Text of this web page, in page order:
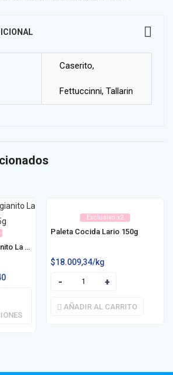
Caserito,
Fettuccinni, Tallarin
Queso Rallado Reggianito La Serenisima 35g / 130g / 175g
Exclusivo x2
Paleta Cocida Lario 150g
$18.009,34/kg
AÑADIR AL CARRITO